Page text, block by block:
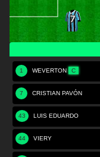
7
1 WEVERTON C
7 CRISTIAN PAVÓN
43 LUIS EDUARDO
44 VIERY